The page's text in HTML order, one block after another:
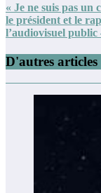
« Je ne suis pas un
le président et le
l’audiovisuel
D'autres articles